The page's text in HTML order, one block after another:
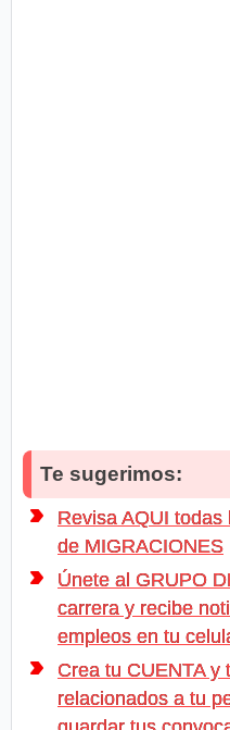
Te sugerimos:
Revisa AQUI
de MIGRACIONES
Únete al GRUPO
carrera y recibe
empleos en tu
Crea tu CUENTA y
relacionados a tu